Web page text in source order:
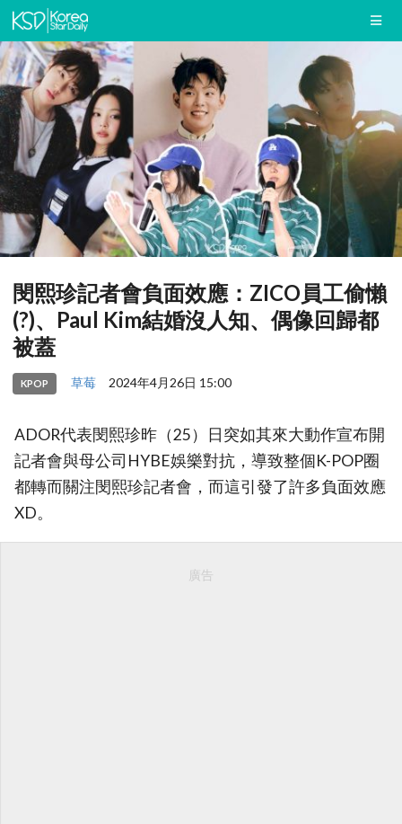
閔熙珍記者會負面效應：ZICO員工偷懶
(?)、Paul Kim結婚沒人知、偶像回歸都
被蓋
KPOP 草莓 2024年4月26日 15:00
ADOR代表閔熙珍昨（25）日突如其來大動作宣布開
記者會與母公司HYBE娛樂對抗，導致整個K-POP圈
都轉而關注閔熙珍記者會，而這引發了許多負面效應
XD。
廣告